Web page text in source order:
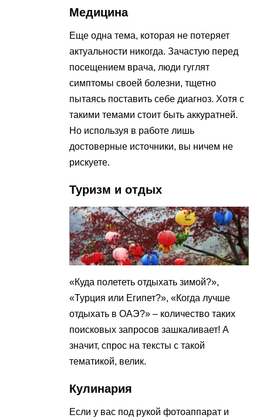
Медицина
Еще одна тема, которая не потеряет
актуальности никогда. Зачастую перед
посещением врача, люди гуглят
симптомы своей болезни, тщетно
пытаясь поставить себе диагноз. Хотя с
такими темами стоит быть аккуратней.
Но используя в работе лишь
достоверные источники, вы ничем не
рискуете.
Туризм и отдых
«Куда полететь отдыхать зимой?»,
«Турция или Египет?», «Когда лучше
отдыхать в ОАЭ?» – количество таких
поисковых запросов зашкаливает! А
значит, спрос на тексты с такой
тематикой, велик.
Кулинария
Если у вас под рукой фотоаппарат и